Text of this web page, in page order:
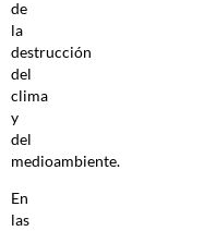
de
la
destrucción
del
clima
y
del
medioambiente.
En
las